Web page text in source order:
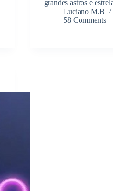
grandes astros e
Luciano M.B
58 Comments